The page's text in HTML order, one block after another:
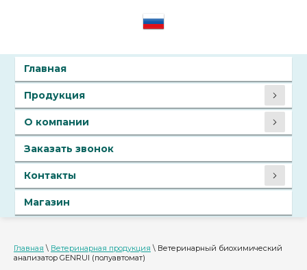
Главная
Продукция
О компании
Заказать звонок
Контакты
Магазин
Главная \ Ветеринарная продукция \ Ветеринарный биохимический
анализатор GENRUI (полуавтомат)